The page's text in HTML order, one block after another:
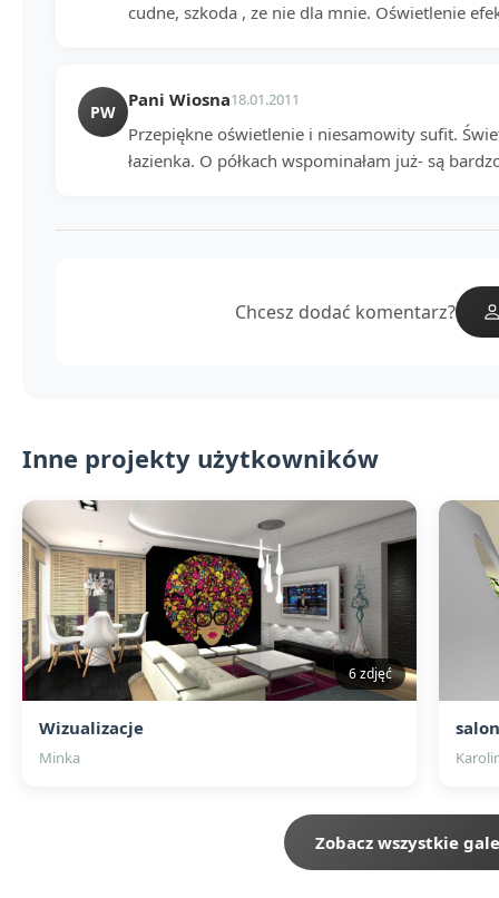
cudne, szkoda , ze nie dla mnie. Oświetlenie
PW
Pani Wiosna18.01.2011
Przepiękne oświetlenie i niesamowity sufit.
łazienka. O półkach wspominałam już- są
Chcesz dodać komentarz?
Inne projekty użytkowników
6 zdjęć
Wizualizacje
Minka
salon
Zobacz wszystkie